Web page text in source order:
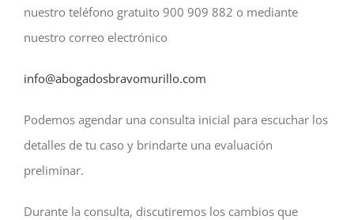
nuestro teléfono gratuito 900 909 882 o mediante
nuestro correo electrónico
info@abogadosbravomurillo.com
Podemos agendar una consulta inicial para escuchar los
detalles de tu caso y brindarte una evaluación
preliminar.
Durante la consulta, discutiremos los cambios que